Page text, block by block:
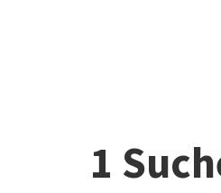
1